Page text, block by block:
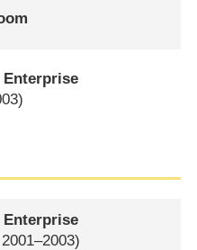
Enterprise
Enterprise